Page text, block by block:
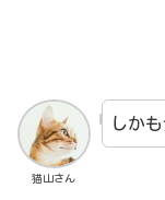
猫山さん
しか